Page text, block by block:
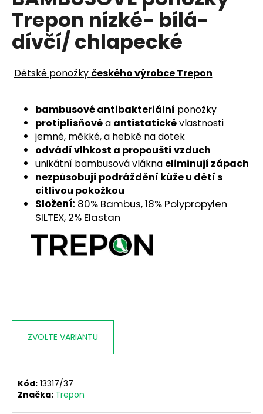
0,0
5
hvězdiček.
Trepon nízké- bílá-
dívčí/ chlapecké
Dětské ponožky českého výrobce Trepon
bambusové antibakteriální ponožky
protiplísňovéa antistatickévlastnosti
jemné, měkké, a hebké na dotek
odvádí vlhkost a propouští vzduch
unikátní bambusová vlákna eliminují zápach
nezpůsobují podráždění kůže u dětí s
citlivou pokožkou
Složení: 80% Bambus, 18% Polypropylen
SILTEX, 2% Elastan
ZVOLTE VARIANTU
Kód: 13317/37
Značka: Trepon
a
í
?
HLEDAT
m